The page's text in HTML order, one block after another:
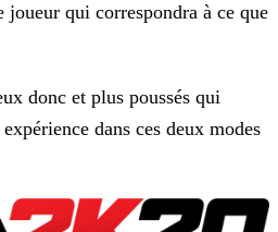
qui correspondra à ce que
donc et plus poussés qui
dans ces deux modes